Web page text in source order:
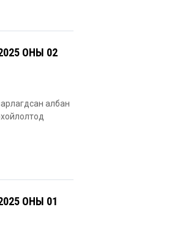
ОНЫ 02
албан
ОНЫ 01